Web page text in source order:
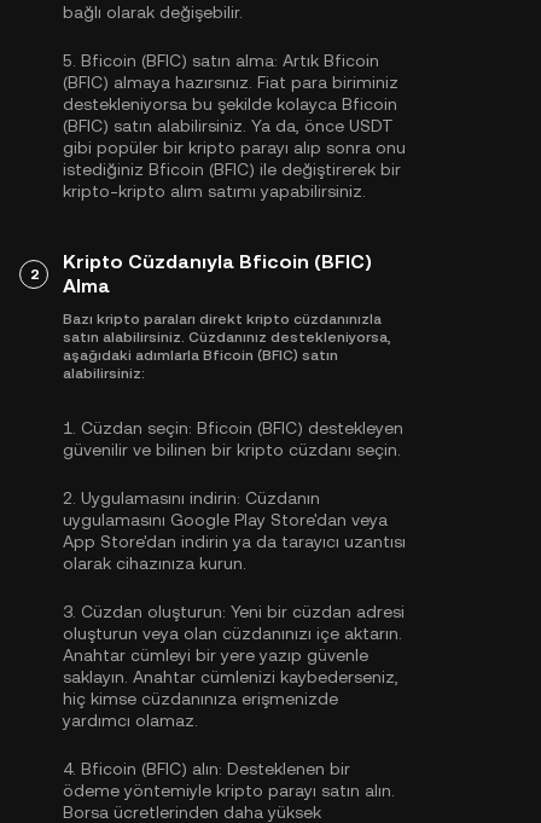
bağlı olarak değişebilir.
5. Bficoin (BFIC) satın alma: Artık Bficoin
(BFIC) almaya hazırsınız. Fiat para biriminiz
destekleniyorsa bu şekilde kolayca Bficoin
(BFIC) satın alabilirsiniz. Ya da, önce USDT
gibi popüler bir kripto parayı alıp sonra onu
istediğiniz Bficoin (BFIC) ile değiştirerek bir
kripto-kripto alım satımı yapabilirsiniz.
2
Kripto Cüzdanıyla Bficoin (BFIC)
Alma
Bazı kripto paraları direkt kripto cüzdanınızla
satın alabilirsiniz. Cüzdanınız destekleniyorsa,
aşağıdaki adımlarla Bficoin (BFIC) satın
alabilirsiniz:
1. Cüzdan seçin: Bficoin (BFIC) destekleyen
güvenilir ve bilinen bir kripto cüzdanı seçin.
2. Uygulamasını indirin: Cüzdanın
uygulamasını Google Play Store'dan veya
App Store'dan indirin ya da tarayıcı uzantısı
olarak cihazınıza kurun.
3. Cüzdan oluşturun: Yeni bir cüzdan adresi
oluşturun veya olan cüzdanınızı içe aktarın.
Anahtar cümleyi bir yere yazıp güvenle
saklayın. Anahtar cümlenizi kaybederseniz,
hiç kimse cüzdanınıza erişmenizde
yardımcı olamaz.
4. Bficoin (BFIC) alın: Desteklenen bir
ödeme yöntemiyle kripto parayı satın alın.
Borsa ücretlerinden daha yüksek